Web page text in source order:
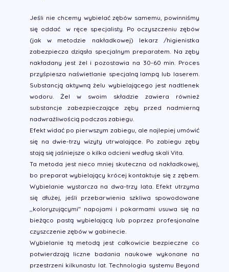
Jeśli nie chcemy wybielać zębów samemu, powinniśmy
się oddać w ręce specjalisty. Po oczyszczeniu zębów
(jak w metodzie nakładkowej) lekarz /higienistka
zabezpiecza dziąsła specjalnym preparatem. Na zęby
nakładany jest żel i pozostawia na 30-60 min. Proces
przyśpiesza naświetlanie specjalną lampą lub laserem.
Substancją aktywną żelu wybielającego jest nadtlenek
wodoru. Żel w swoim składzie zawiera również
substancje zabezpieczające zęby przed nadmierną
nadwrażliwością podczas zabiegu.
Efekt widać po pierwszym zabiegu, ale najlepiej umówić
się na dwie-trzy wizyty utrwalające. Po zabiegu zęby
stają się jaśniejsze o kilka odcieni według skali Vita.
Ta metoda jest nieco mniej skuteczna od nakładkowej,
bo preparat wybielający krócej kontaktuje się z zębem.
Wybielanie wystarcza na dwa-trzy lata. Efekt utrzyma
się dłużej, jeśli przebarwienia szkliwa spowodowane
,,koloryzującymi" napojami i pokarmami usuwa się na
bieżąco pastą wybielającą lub poprzez profesjonalne
czyszczenie zębów w gabinecie.
Wybielanie tą metodą jest całkowicie bezpieczne co
potwierdzają liczne badania naukowe wykonane na
przestrzeni kilkunastu lat. Technologia systemu Beyond